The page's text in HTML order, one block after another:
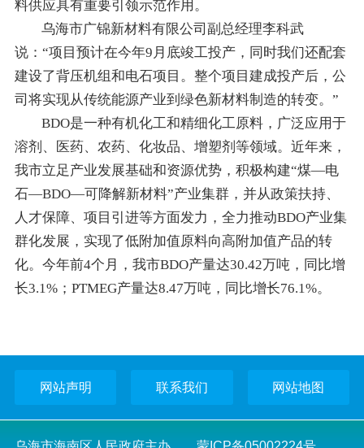
料供应具有重要引领示范作用。
乌海市广锦新材料有限公司副总经理李科武
说：“项目预计在今年9月底竣工投产，同时我们还配套
建设了背压机组和电石项目。整个项目建成投产后，公
司将实现从传统能源产业到绿色新材料制造的转变。”
BDO是一种有机化工和精细化工原料，广泛应用于
溶剂、医药、农药、化妆品、增塑剂等领域。近年来，
我市立足产业发展基础和资源优势，积极构建“煤—电
石—BDO—可降解新材料”产业集群，并从政策扶持、
人才保障、项目引进等方面发力，全力推动BDO产业集
群化发展，实现了低附加值原料向高附加值产品的转
化。今年前4个月，我市BDO产量达30.42万吨，同比增
长3.1%；PTMEG产量达8.47万吨，同比增长76.1%。
网站声明 联系我们 网站地图